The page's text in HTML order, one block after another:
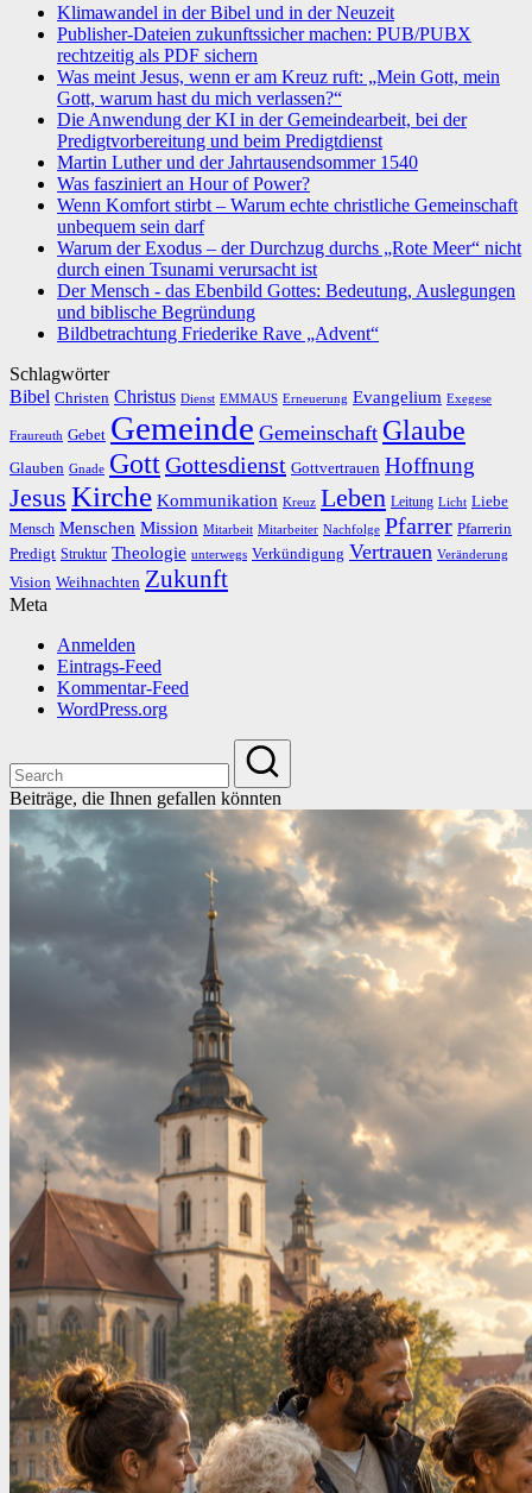
Klimawandel in der Bibel und in der Neuzeit
Publisher-Dateien zukunftssicher machen: PUB/PUBX
rechtzeitig als PDF sichern
Was meint Jesus, wenn er am Kreuz ruft: „Mein Gott, mein
Gott, warum hast du mich verlassen?“
Die Anwendung der KI in der Gemeindearbeit, bei der
Predigtvorbereitung und beim Predigtdienst
Martin Luther und der Jahrtausendsommer 1540
Was fasziniert an Hour of Power?
Wenn Komfort stirbt – Warum echte christliche Gemeinschaft
unbequem sein darf
Warum der Exodus – der Durchzug durchs „Rote Meer“ nicht
durch einen Tsunami verursacht ist
Der Mensch - das Ebenbild Gottes: Bedeutung, Auslegungen
und biblische Begründung
Bildbetrachtung Friederike Rave „Advent“
Schlagwörter
Bibel Christen Christus Dienst EMMAUS Erneuerung Evangelium Exegese
Fraureuth Gebet Gemeinde Gemeinschaft Glaube
Glauben Gnade GottGottesdienst Gottvertrauen Hoffnung
Jesus Kirche Kommunikation Kreuz Leben Leitung Licht Liebe
Mensch Menschen Mission Mitarbeit Mitarbeiter Nachfolge Pfarrer Pfarrerin
Predigt Struktur Theologie unterwegs Verkündigung Vertrauen Veränderung
Vision Weihnachten Zukunft
Meta
Anmelden
Eintrags-Feed
Kommentar-Feed
WordPress.org
Beiträge, die Ihnen gefallen könnten